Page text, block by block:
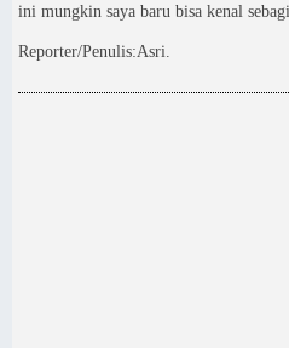
ini mungkin saya baru bisa kenal
Reporter/Penulis:Asri.